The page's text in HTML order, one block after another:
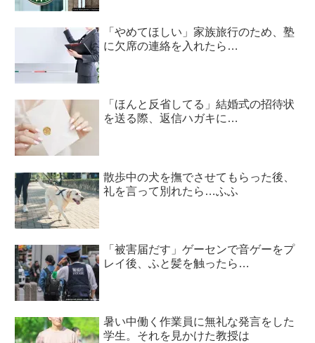
「やめてほしい」家族旅行のため、塾
に欠席の連絡を入れたら…
「ほんと反省してる」結婚式の招待状
を送る際、返信ハガキに…
散歩中の犬を撫でさせてもらった後、
礼を言って別れたら…ふふ
「被害届だす」ゲーセンで音ゲーをプ
レイ後、ふと髪を触ったら…
暑い中働く作業員に無礼な発言をした
学生。それを見かけた教授は